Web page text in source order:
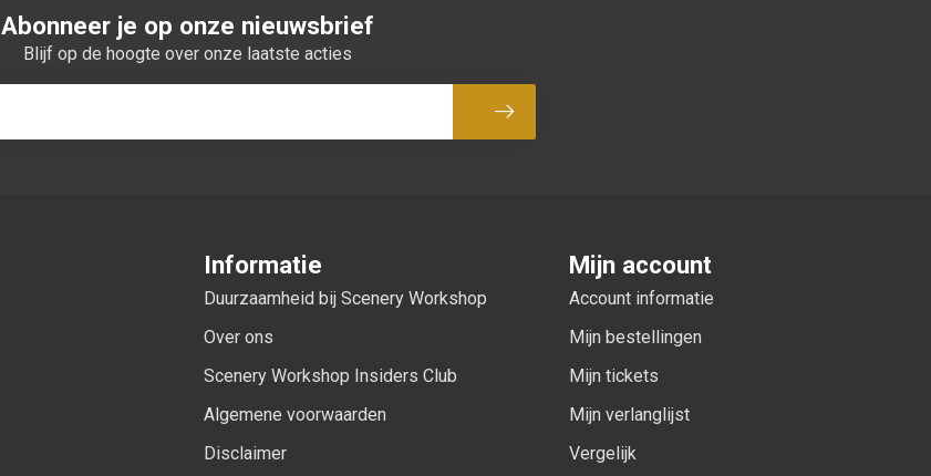
Abonneer je op onze nieuwsbrief
Blijf op de hoogte over onze laatste acties
Abonneer
Informatie
Duurzaamheid bij Scenery Workshop
Over ons
Scenery Workshop Insiders Club
Algemene voorwaarden
Disclaimer
Mijn account
Account informatie
Mijn bestellingen
Mijn tickets
Mijn verlanglijst
Vergelijk